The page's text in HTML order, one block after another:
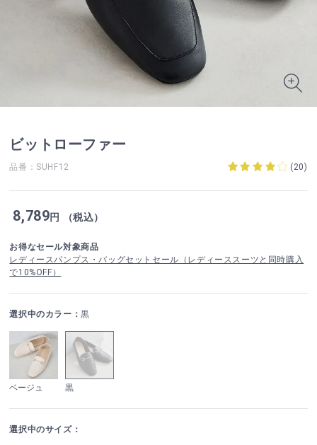
ビットローファー
品番：SUHF12 (20)
8,789円 （税込）
お得なセール対象商品
レディースパンプス・バッグセットセール（レディーススーツと同時購入
で10%OFF）
選択中のカラー：黒
ベージュ 黒
選択中のサイズ：